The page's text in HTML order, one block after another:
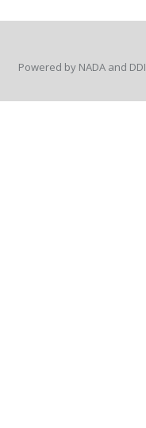
Powered by NADA and DDI